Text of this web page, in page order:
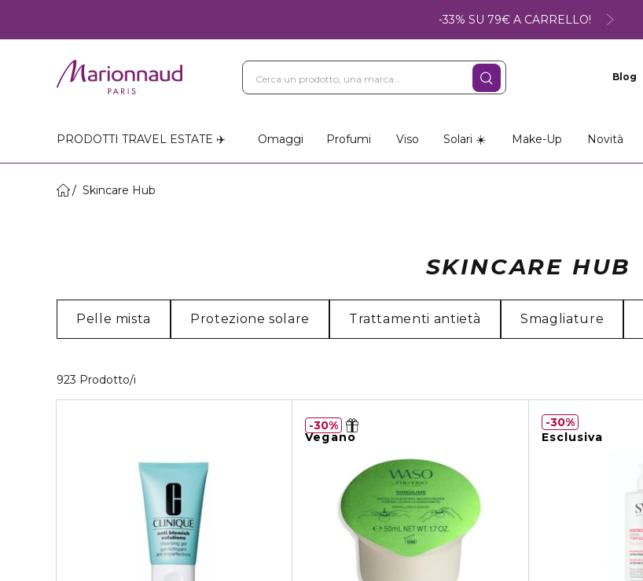
-33% SU 79€ A CARRELLO!
Blog
PRODOTTI TRAVEL ESTATE ✈️ Omaggi Profumi Viso Solari ☀️ Make-Up Novità
Skincare Hub
SKINCARE HUB
Pelle mista Protezione solare Trattamenti antietà Smagliature
923 Prodotto/i
Vegano
30%
Esclusiva
30%